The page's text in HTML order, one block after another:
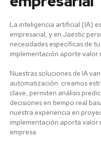
La inteligencia artificial (IA)
empresarial, y en Jaestic
necesidades específicas de
implementación aporte valor
Nuestras soluciones de IA
automatización: creamos
clave, permiten análisis
decisiones en tiempo real
nuestra experiencia en
implementación aporta valor
empresa.